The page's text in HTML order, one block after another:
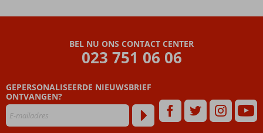
BEL NU ONS CONTACT CENTER
023 751 06 06
GEPERSONALISEERDE NIEUWSBRIEF
ONTVANGEN?